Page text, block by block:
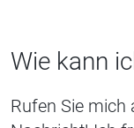
Wie kann
Rufen Sie mich